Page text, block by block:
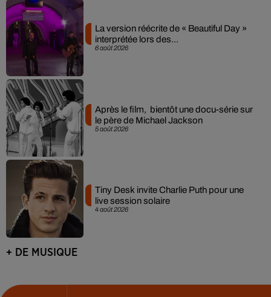
6 août 2026
La version réécrite de « Beautiful Day »
interprétée lors des...
5 août 2026
Après le film, bientôt une docu-série sur
le père de Michael Jackson
4 août 2026
Tiny Desk invite Charlie Puth pour une
live session solaire
+ DE MUSIQUE